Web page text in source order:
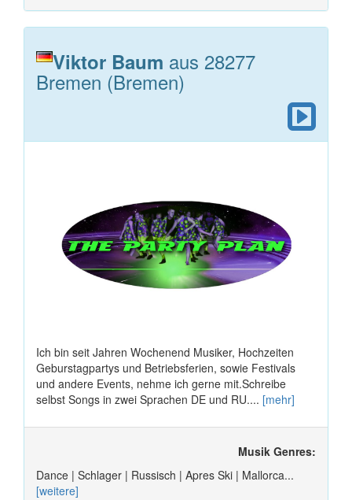
Viktor Baum aus 28277
Bremen (Bremen)
Ich bin seit Jahren Wochenend Musiker, Hochzeiten
Geburstagpartys und Betriebsferien, sowie Festivals
und andere Events, nehme ich gerne mit.Schreibe
selbst Songs in zwei Sprachen DE und RU.... [mehr]
Musik Genres:
Dance | Schlager | Russisch | Apres Ski | Mallorca...
[weitere]